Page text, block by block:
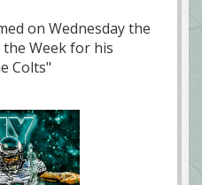
on Wednesday the
the Week for his
Colts"